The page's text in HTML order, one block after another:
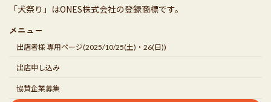
「犬祭り」はONES株式会社の登録商標です。
メニュー
出店者様 専用ページ(2025/10/25(土)・26(日))
出店申し込み
協賛企業募集